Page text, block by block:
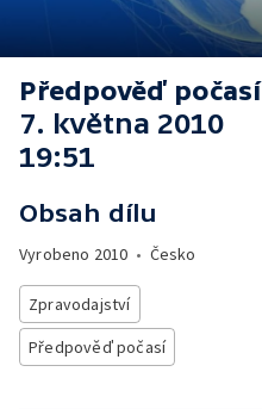
Předpověď počasí
7. května 2010
19:51
Obsah dílu
Vyrobeno 2010 • Česko
Zpravodajství
Předpověď počasí